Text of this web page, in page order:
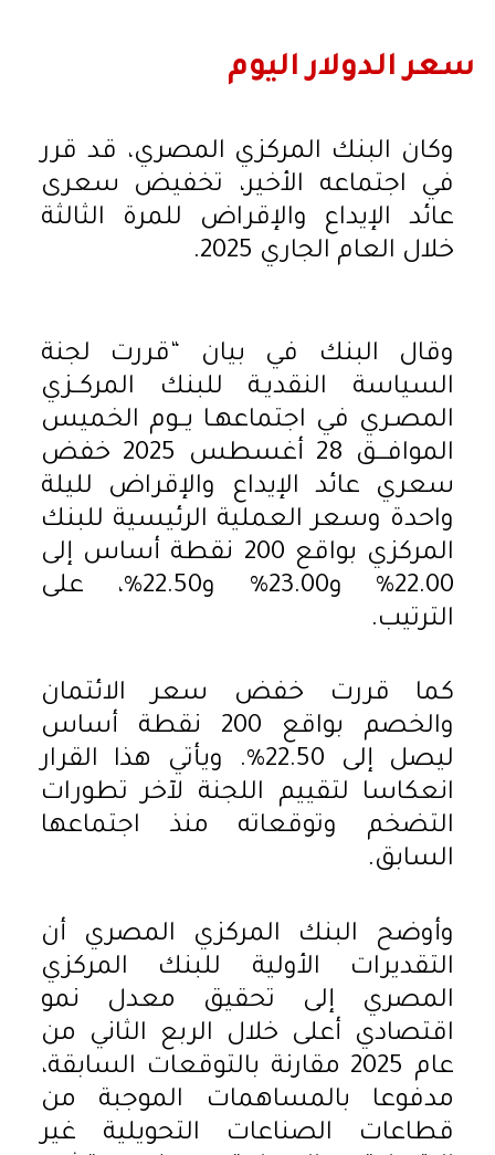
سعر الدولار اليوم
وكان البنك المركزي المصري، قد قرر
في اجتماعه الأخير، تخفيض سعرى
عائد الإيداع والإقراض للمرة الثالثة
خلال العام الجاري 2025.
وقال البنك في بيان “قررت لجنة
السياسة النقديـة للبنك المركــزي
المصـري في اجتماعهـا يــوم الخميس
الموافـــق 28 أغسطس 2025 خفض
سعري عائد الإيداع والإقراض لليلة
واحدة وسعر العملية الرئيسية للبنك
المركزي بواقع 200 نقطة أساس إلى
22.00% و23.00% و22.50%، على
الترتيب.
كما قررت خفض سعر الائتمان
والخصم بواقع 200 نقطة أساس
ليصل إلى 22.50%. ويأتي هذا القرار
انعكاسا لتقييم اللجنة لآخر تطورات
التضخم وتوقعاته منذ اجتماعها
السابق.
وأوضح البنك المركزي المصري أن
التقديرات الأولية للبنك المركزي
المصري إلى تحقيق معدل نمو
اقتصادي أعلى خلال الربع الثاني من
عام 2025 مقارنة بالتوقعات السابقة،
مدفوعا بالمساهمات الموجبة من
قطاعات الصناعات التحويلية غير